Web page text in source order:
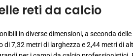
reti da calcio
in diverse dimensioni, a seconda
di 7,32 metri di larghezza e 2,44 metri di